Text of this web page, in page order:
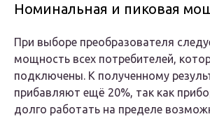
Номинальная и пиковая
При выборе преобразователя
мощность всех потребителей,
подключены. К полученному
прибавляют ещё 20%, так как
долго работать на пределе